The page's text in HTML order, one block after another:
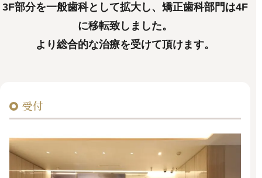
3F部分を一般歯科として拡大し、矯正歯科部門は4F
に移転致しました。
より総合的な治療を受けて頂けます。
受付